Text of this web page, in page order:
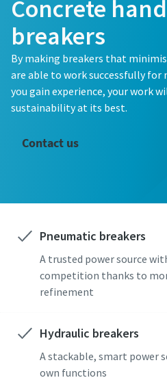
Concrete
breakers
By making breakers that
are able to work successfully for
you gain experience, your work
sustainability at its best.
Contact us
Pneumatic breakers
A trusted power source
competition thanks to
refinement
Hydraulic breakers
A stackable, smart power
own functions